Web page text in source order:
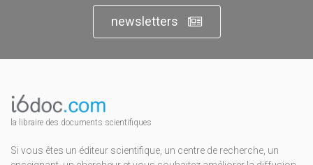
newsletters
la libraire des documents scientifiques
Si vous êtes un éditeur scientifique, un centre de recherche, un